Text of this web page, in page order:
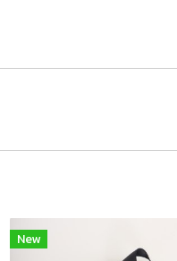
New